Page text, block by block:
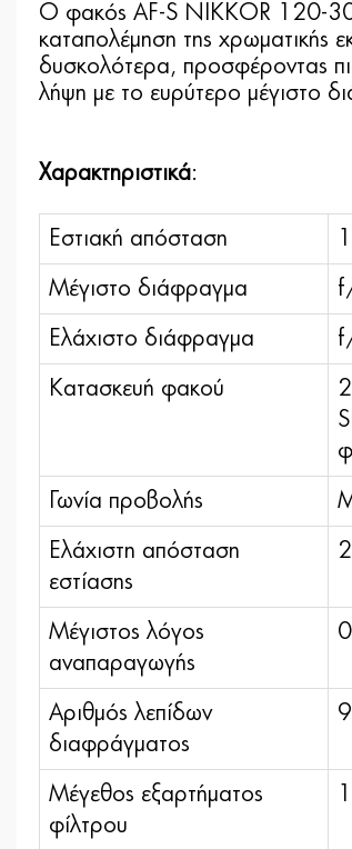
Ο φακός AF-S NIKKOR 120-
καταπολέμηση της χρωματικής
δυσκολότερα, προσφέροντας
λήψη με το ευρύτερο μέγιστο
Χαρακτηριστικά:
Εστιακή απόσταση
Μέγιστο διάφραγμα
Ελάχιστο διάφραγμα
Κατασκευή φακού
Γωνία προβολής
Ελάχιστη απόσταση
εστίασης
Μέγιστος λόγος
αναπαραγωγής
Αριθμός λεπίδων
διαφράγματος
Μέγεθος εξαρτήματος
φίλτρου